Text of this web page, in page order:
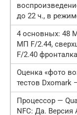
до 22 ч., в
4 основных: 48
МП F/2.44,
F/2.40
Оценка «фото
тестов Dxomark
Процессор —
NFC: Да. Версия